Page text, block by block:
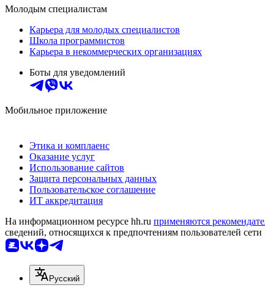
Молодым специалистам
Карьера для молодых специалистов
Школа программистов
Карьера в некоммерческих организациях
Боты для уведомлений
Мобильное приложение
Этика и комплаенс
Оказание услуг
Использование сайтов
Защита персональных данных
Пользовательское соглашение
ИТ аккредитация
На информационном ресурсе hh.ru применяются
сведений, относящихся к предпочтениям пользователей
Русский